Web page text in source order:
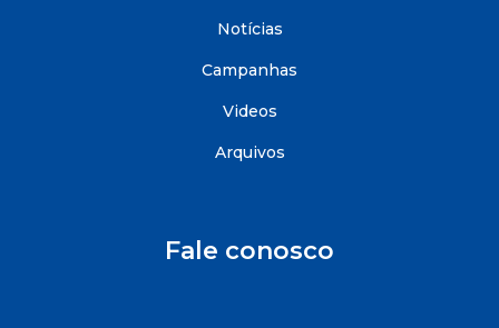
Notícias
Campanhas
Videos
Arquivos
Fale conosco